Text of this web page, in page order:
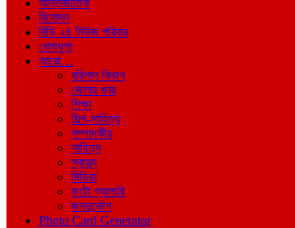
আন্তর্জাতিক
বিনোদন
বিডি ২৪ নিউজ পরিবার
খেলাধুলা
আরো…
বরিশাল বিভাগ
জেলার খবর
শিক্ষা
শিল্প-সাহিত্য
সম্পাদকীয়
সাহিত্য
স্বাস্থ্য
মিডিয়া
ফটো গ্যালারি
জনদুর্ভোগ
Photo Card Generator